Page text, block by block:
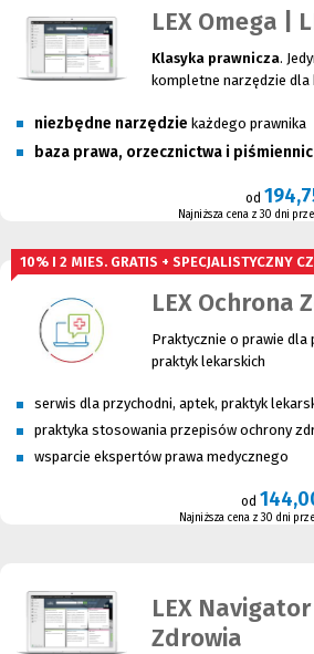
LEX Omega |
Klasyka prawnicza.
kompletne narzędzie dla
niezbędne narzędzie każdego prawnika
baza prawa, orzecznictwa i
od
Najniższa cena z 30 dni
10% I 2 MIES. GRATIS + SPECJALISTYCZNY
LEX Ochrona
Praktycznie o prawie dla
praktyk lekarskich
serwis dla przychodni, aptek, praktyk
praktyka stosowania przepisów ochrony
wsparcie ekspertów prawa medycznego
od
Najniższa cena z 30 dni
LEX
Zdrowia